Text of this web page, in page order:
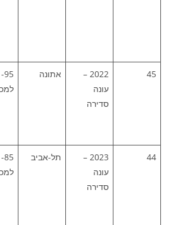
45
2022 –
עונה
סדירה
אתונה
44
2023 –
עונה
סדירה
תל-אביב